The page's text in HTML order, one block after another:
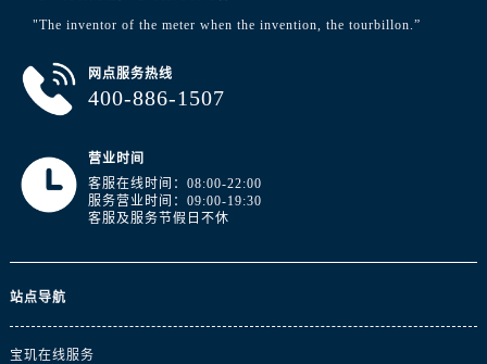
浙江省绍兴市越城区胜利东路379号世茂天际中心写字楼8层805室宝玑售后服务中心（需提前预约）
"The inventor of the meter when the invention, the tourbillon.”
网点服务热线
400-886-1507
营业时间
客服在线时间：08:00-22:00
服务营业时间：09:00-19:30
客服及服务节假日不休
站点导航
宝玑在线服务